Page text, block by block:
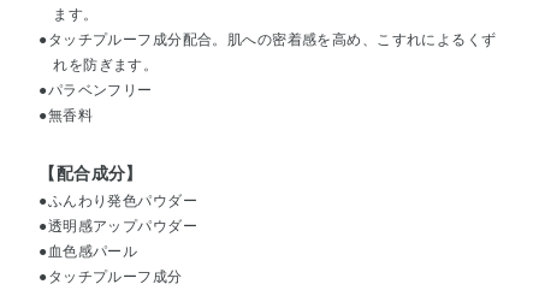
ます。
●タッチプルーフ成分配合。肌への密着感を高め、こすれによるくず
れを防ぎます。
●パラベンフリー
●無香料
【配合成分】
●ふんわり発色パウダー
●透明感アップパウダー
●血色感パール
●タッチプルーフ成分